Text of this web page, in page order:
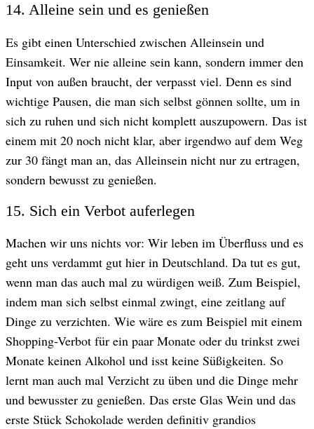
14. Alleine sein und es genießen
Es gibt einen Unterschied zwischen Alleinsein und
Einsamkeit. Wer nie alleine sein kann, sondern immer den
Input von außen braucht, der verpasst viel. Denn es sind
wichtige Pausen, die man sich selbst gönnen sollte, um in
sich zu ruhen und sich nicht komplett auszupowern. Das ist
einem mit 20 noch nicht klar, aber irgendwo auf dem Weg
zur 30 fängt man an, das Alleinsein nicht nur zu ertragen,
sondern bewusst zu genießen.
15. Sich ein Verbot auferlegen
Machen wir uns nichts vor: Wir leben im Überfluss und es
geht uns verdammt gut hier in Deutschland. Da tut es gut,
wenn man das auch mal zu würdigen weiß. Zum Beispiel,
indem man sich selbst einmal zwingt, eine zeitlang auf
Dinge zu verzichten. Wie wäre es zum Beispiel mit einem
Shopping-Verbot für ein paar Monate oder du trinkst zwei
Monate keinen Alkohol und isst keine Süßigkeiten. So
lernt man auch mal Verzicht zu üben und die Dinge mehr
und bewusster zu genießen. Das erste Glas Wein und das
erste Stück Schokolade werden definitiv grandios